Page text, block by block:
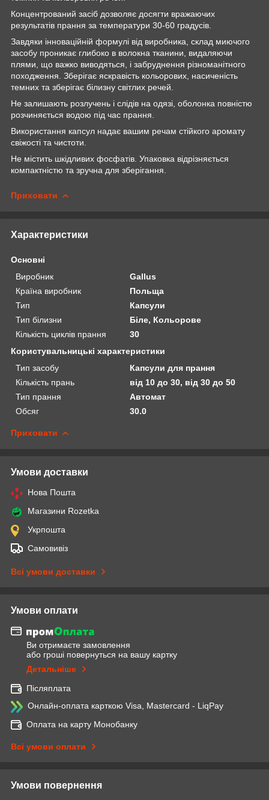
Концентрований засіб дозволяє досягти вражаючих
результатів прання за температури 30-60 градусів.
Завдяки інноваційній формулі від виробника, склад миючого
засобу проникає глибоко в волокна тканини, видаляючи
плями, що важко виводяться, і забруднення різноманітного
походження. Зберігає яскравість кольорових, насиченість
темних та зберігає білизну світлих речей.
Не залишають розлучень і слідів на одязі, оболонка повністю
розчиняється водою під час прання.
Використання капсул надає вашим речам стійкого аромату
свіжості та чистоти.
Не містить шкідливих фосфатів. Упаковка відрізняється
компактністю та зручна для зберігання.
Приховати
Характеристики
Основні
Виробник
Gallus
Країна виробник
Польща
Тип
Капсули
Тип білизни
Біле, Кольорове
Кількість циклів прання
30
Користувальницькі характеристики
Тип засобу
Капсули для прання
Кількість прань
від 10 до 30, від 30 до 50
Тип прання
Автомат
Обсяг
30.0
Приховати
Умови доставки
Нова Пошта
Магазини Rozetka
Укрпошта
Самовивіз
Всі умови доставки
Умови оплати
Ви отримаєте замовлення
або гроші повернуться на вашу картку
Детальніше
Післяплата
Онлайн-оплата карткою Visa, Mastercard - LiqPay
Оплата на карту Монобанку
Всі умови оплати
Умови повернення